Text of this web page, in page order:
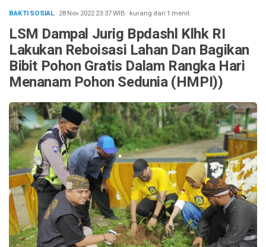
BAKTI SOSIAL· 28 Nov 202223:37WIB · kurang dari 1 menit
LSM Dampal Jurig Bpdashl Klhk RI
Lakukan Reboisasi Lahan Dan Bagikan
Bibit Pohon Gratis Dalam Rangka Hari
Menanam Pohon Sedunia (HMPI))